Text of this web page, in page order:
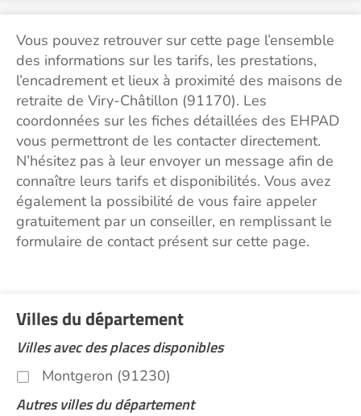
Vous pouvez retrouver sur cette page l’ensemble
des informations sur les tarifs, les prestations,
l’encadrement et lieux à proximité des maisons de
retraite de Viry-Châtillon (91170). Les
coordonnées sur les fiches détaillées des EHPAD
vous permettront de les contacter directement.
N’hésitez pas à leur envoyer un message afin de
connaître leurs tarifs et disponibilités. Vous avez
également la possibilité de vous faire appeler
gratuitement par un conseiller, en remplissant le
formulaire de contact présent sur cette page.
Villes du département
Villes avec des places disponibles
Montgeron (91230)
Autres villes du département